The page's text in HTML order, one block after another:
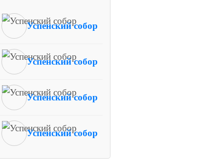
Успенский собор
Успенский собор
Успенский собор
Успенский собор